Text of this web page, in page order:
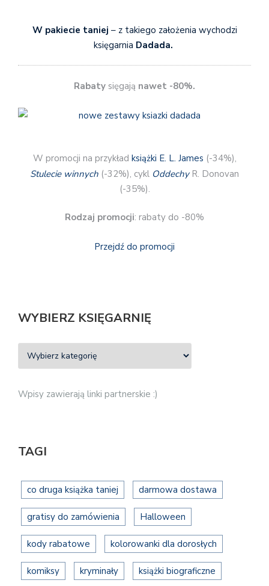
W pakiecie taniej – z takiego założenia wychodzi
księgarnia Dadada.
Rabaty sięgają nawet -80%.
W promocji na przykład książki E. L. James (-34%),
Stulecie winnych (-32%), cykl OddechyR. Donovan
(-35%).
Rodzaj promocji: rabaty do -80%
Przejdź do promocji
WYBIERZ KSIĘGARNIĘ
Wpisy zawierają linki partnerskie :)
TAGI
co druga książka taniej darmowa dostawa
gratisy do zamówienia Halloween
kody rabatowe kolorowanki dla dorosłych
komiksy kryminały książki biograficzne